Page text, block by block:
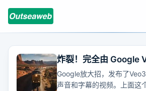
炸裂！完全由 Google
国西部片《前行列车》
Google放大招，发布了
声音和字幕的视频。上面这